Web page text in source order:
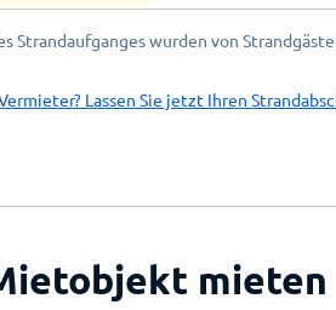
Strandaufganges wurden von
Lassen Sie jetzt Ihren
mieten